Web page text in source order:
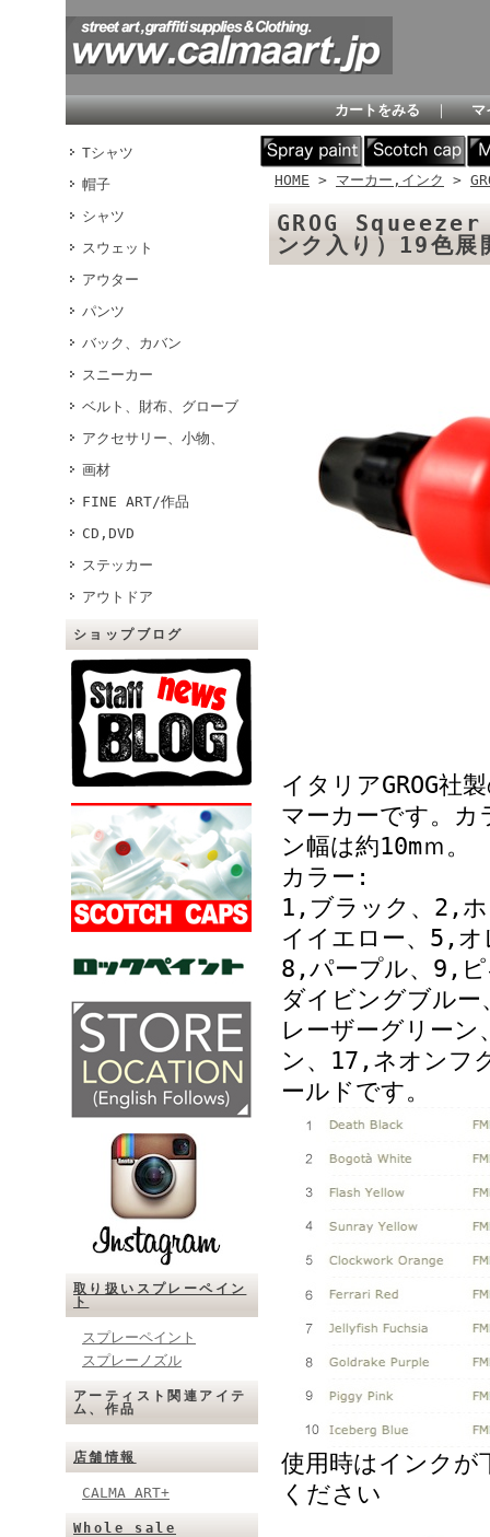
カートをみる ｜ マ
Tシャツ
帽子
シャツ
スウェット
アウター
パンツ
バック、カバン
スニーカー
ベルト、財布、グローブ
アクセサリー、小物、
画材
FINE ART/作品
CD,DVD
ステッカー
アウトドア
ショップブログ
取り扱いスプレーペイン
ト
スプレーペイント
スプレーノズル
アーティスト関連アイテ
ム、作品
店舗情報
CALMA ART+
Whole sale
HOME > マーカー,インク >
GROG
ンク入り）19色展
イタリアGROG社
マーカーです。カ
ン幅は約10mｍ。
カラー:
1,ブラック、2,
イイエロー、5,
8,パープル、9,
ダイビングブル
レーザーグリー
ン、17,ネオンフ
ールドです。
使用時はインクが
ください